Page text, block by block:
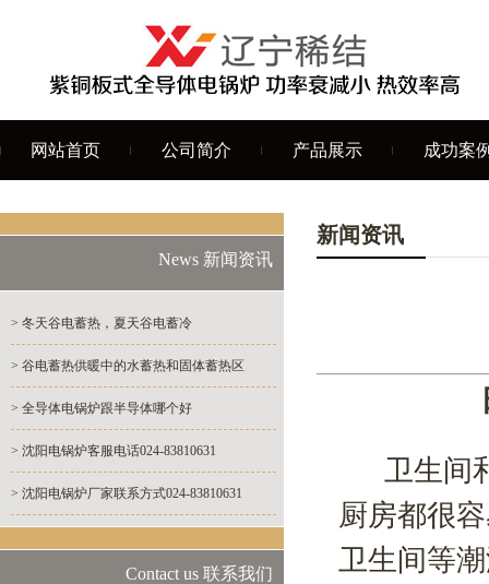
网站首页 公司简介 产品展示 成功案
News 新闻资讯
> 冬天谷电蓄热，夏天谷电蓄冷
> 谷电蓄热供暖中的水蓄热和固体蓄热区
> 全导体电锅炉跟半导体哪个好
> 沈阳电锅炉客服电话024-83810631
> 沈阳电锅炉厂家联系方式024-83810631
Contact us 联系我们
新闻资讯
卫生间和
厨房都很
卫生间等